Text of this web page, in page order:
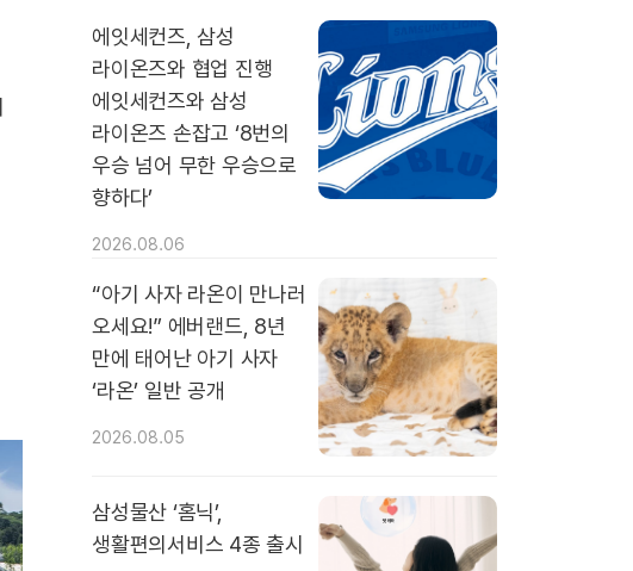
에잇세컨즈, 삼성
라이온즈와 협업 진행
에잇세컨즈와 삼성
라이온즈 손잡고 ‘8번의
우승 넘어 무한 우승으로
향하다’
2026.08.06
“아기 사자 라온이 만나러
오세요!” 에버랜드, 8년
만에 태어난 아기 사자
‘라온’ 일반 공개
2026.08.05
삼성물산 ‘홈닉’,
생활편의서비스 4종 출시